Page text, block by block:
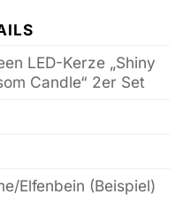
LED-Kerze „Shiny
Candle“ 2er Set
Elfenbein (Beispiel)